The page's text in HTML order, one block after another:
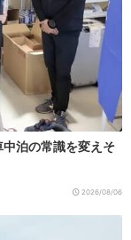
泊の常識を変えそ
2026/08/06